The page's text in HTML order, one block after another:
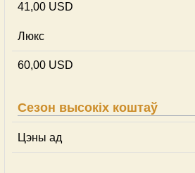
41,00 USD
Люкс
60,00 USD
Сезон высокіх коштаў
Цэны ад